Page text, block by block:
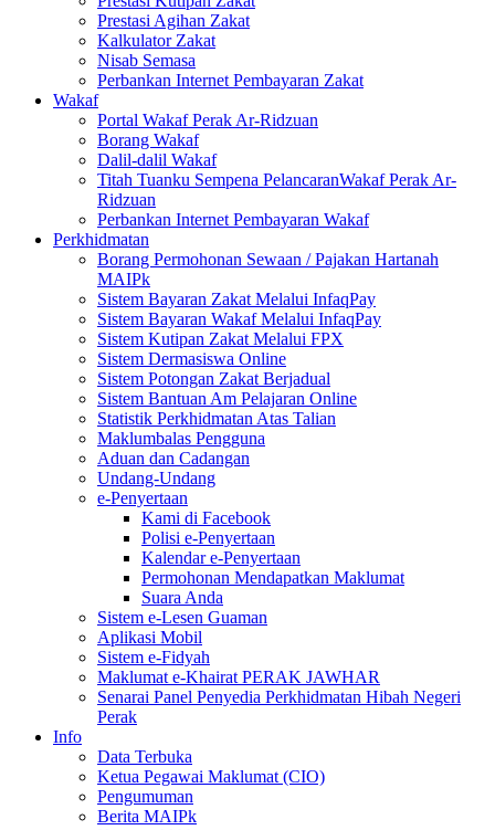
Prestasi Agihan Zakat
Kalkulator Zakat
Nisab Semasa
Perbankan Internet Pembayaran Zakat
Wakaf
Portal Wakaf Perak Ar-Ridzuan
Borang Wakaf
Dalil-dalil Wakaf
Titah Tuanku Sempena PelancaranWakaf Perak Ar-
Ridzuan
Perbankan Internet Pembayaran Wakaf
Perkhidmatan
Borang Permohonan Sewaan / Pajakan Hartanah
MAIPk
Sistem Bayaran Zakat Melalui InfaqPay
Sistem Bayaran Wakaf Melalui InfaqPay
Sistem Kutipan Zakat Melalui FPX
Sistem Dermasiswa Online
Sistem Potongan Zakat Berjadual
Sistem Bantuan Am Pelajaran Online
Statistik Perkhidmatan Atas Talian
Maklumbalas Pengguna
Aduan dan Cadangan
Undang-Undang
e-Penyertaan
Kami di Facebook
Polisi e-Penyertaan
Kalendar e-Penyertaan
Permohonan Mendapatkan Maklumat
Suara Anda
Sistem e-Lesen Guaman
Aplikasi Mobil
Sistem e-Fidyah
Maklumat e-Khairat PERAK JAWHAR
Senarai Panel Penyedia Perkhidmatan Hibah Negeri
Perak
Info
Data Terbuka
Ketua Pegawai Maklumat (CIO)
Pengumuman
Berita MAIPk